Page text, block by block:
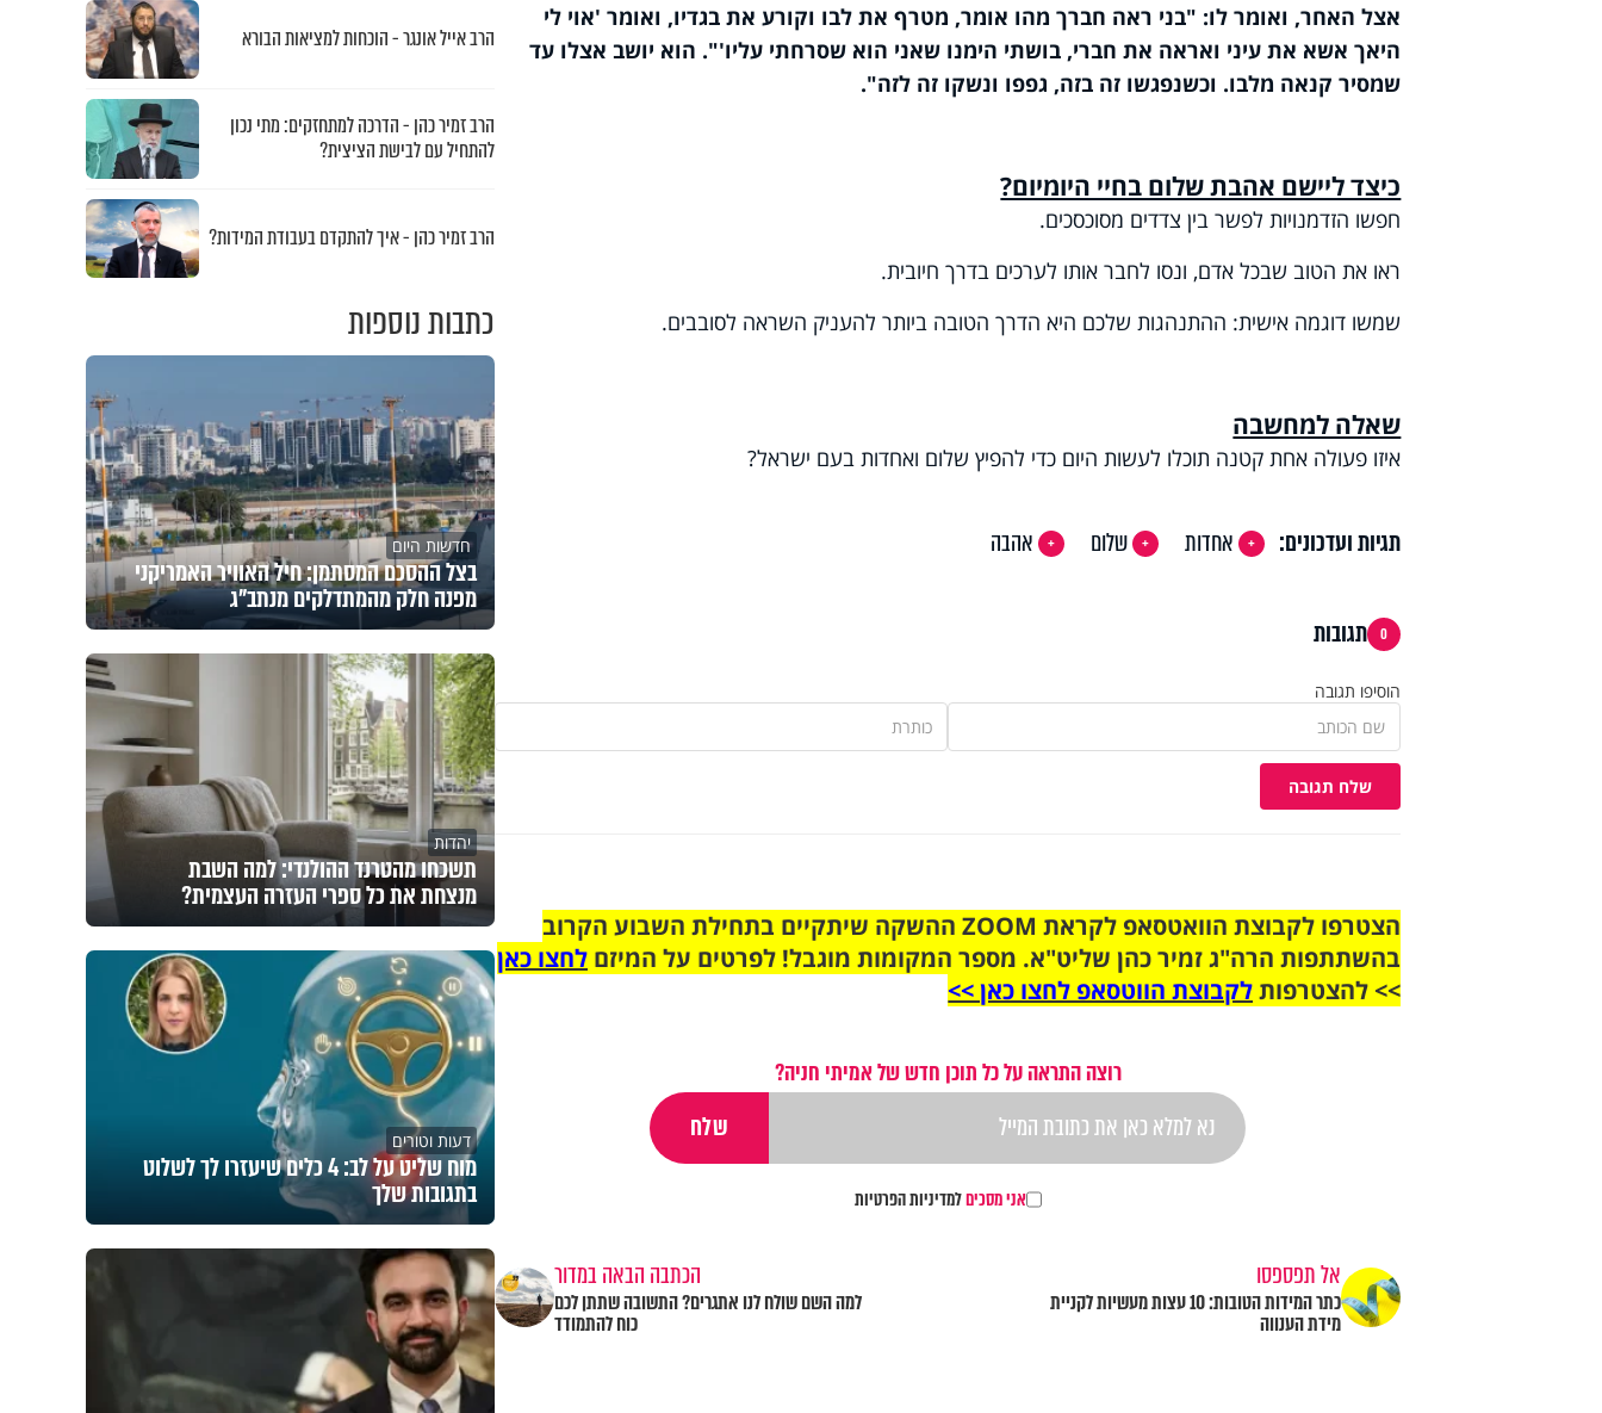
אצל האחר, ואומר לו: "בני ראה חברך מהו אומר, מטרף את לבו וקורע את בגדיו, ואומר 'אוי לי
היאך אשא את עיני ואראה את חברי, בושתי הימנו שאני הוא שסרחתי עליו'". הוא יושב אצלו עד
שמסיר קנאה מלבו. וכשנפגשו זה בזה, גפפו ונשקו זה לזה".
כיצד ליישם אהבת שלום בחיי היומיום?
חפשו הזדמנויות לפשר בין צדדים מסוכסכים.
ראו את הטוב שבכל אדם, ונסו לחבר אותו לערכים בדרך חיובית.
שמשו דוגמה אישית: ההתנהגות שלכם היא הדרך הטובה ביותר להעניק השראה לסובבים.
שאלה למחשבה
איזו פעולה אחת קטנה תוכלו לעשות היום כדי להפיץ שלום ואחדות בעם ישראל?
תגיות ועדכונים: אחדות שלום אהבה
0 תגובות
הוסיפו תגובה
שלח תגובה
הצטרפו לקבוצת הוואטסאפ לקראת ZOOM ההשקה שיתקיים בתחילת השבוע הקרוב
בהשתתפות הרה"ג זמיר כהן שליט"א. מספר המקומות מוגבל! לפרטים על המיזם לחצו כאן
>> להצטרפותלקבוצת הווטסאפ לחצו כאן >>
רוצה התראה על כל תוכן חדש של אמיתי חניה?
אני מסכיםלמדיניות הפרטיות
אל תפספסו
כתר המידות הטובות: 10 עצות מעשיות לקניית
מידת הענווה
הכתבה הבאה במדור
למה השם שולח לנו אתגרים? התשובה שתתן לכם
כוח להתמודד
הרב אייל אונגר - הוכחות למציאות הבורא
הרב זמיר כהן - הדרכה למתחזקים: מתי נכון
להתחיל עם לבישת הציצית?
הרב זמיר כהן - איך להתקדם בעבודת המידות?
כתבות נוספות
חדשות היום
בצל ההסכם המסתמן: חיל האוויר האמריקני
מפנה חלק מהמתדלקים מנתב"ג
יהדות
תשכחו מהטרנד ההולנדי: למה השבת
מנצחת את כל ספרי העזרה העצמית?
דעות וטורים
מוח שליט על לב: 4 כלים שיעזרו לך לשלוט
בתגובות שלך